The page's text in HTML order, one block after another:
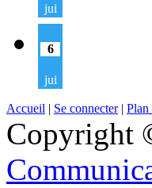
jui
6
jui
Accueil | Se connecter| Plan
Copyright